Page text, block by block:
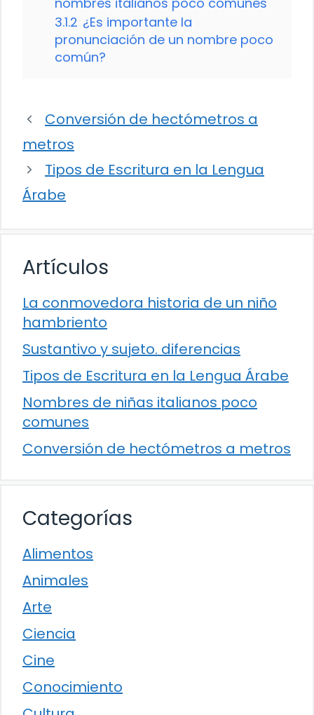
3.1.2 ¿Es importante la
pronunciación de un nombre poco
común?
Conversión de hectómetros a
metros
Tipos de Escritura en la Lengua
Árabe
Artículos
La conmovedora historia de un niño
hambriento
Sustantivo y sujeto. diferencias
Tipos de Escritura en la Lengua Árabe
Nombres de niñas italianos poco
comunes
Conversión de hectómetros a metros
Categorías
Alimentos
Animales
Arte
Ciencia
Cine
Conocimiento